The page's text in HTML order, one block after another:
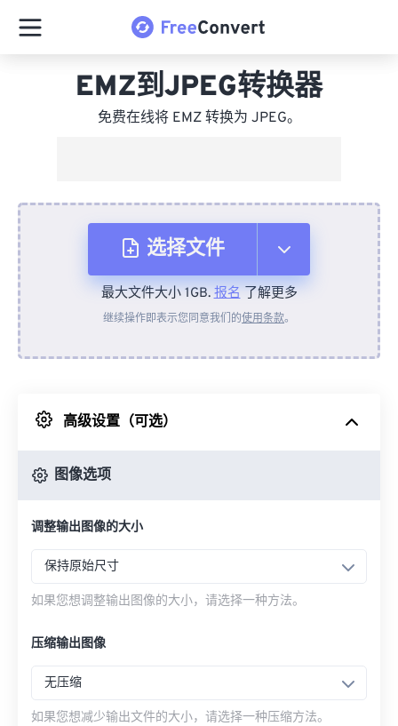
EMZ到JPEG转换器
免费在线将 EMZ 转换为 JPEG。
选择文件
从设备
来自 Google Drive
最大文件大小 1GB.报名了解更多
继续操作即表示您同意我们的使用条款。
高级设置（可选）
图像选项
调整输出图像的大小
保持原始尺寸
如果您想调整输出图像的大小，请选择一种方法。
压缩输出图像
无压缩
如果您想减少输出文件的大小，请选择一种压缩方法。